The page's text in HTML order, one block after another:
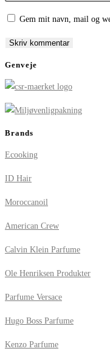
totoURL
Gem mit navn, mail og
Genveje
Brands
Ecooking
ID Hair
Moroccanoil
American Crew
Calvin Klein Parfume
Ole Henriksen Produkter
Parfume Versace
Hugo Boss Parfume
Kenzo Parfume